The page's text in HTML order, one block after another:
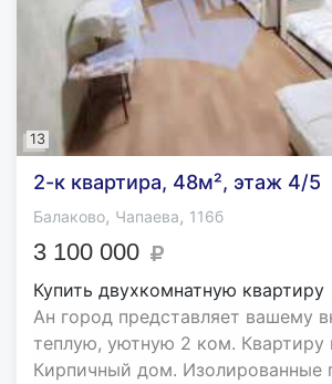
13
2-к квартира, 48м², этаж 4/5
Балаково, Чапаева, 116б
3 100 000
Купить двухкомнатную квартиру
Ан город представляет вашему
теплую, уютную 2 ком. Квартиру
Кирпичный дом. Изолированные